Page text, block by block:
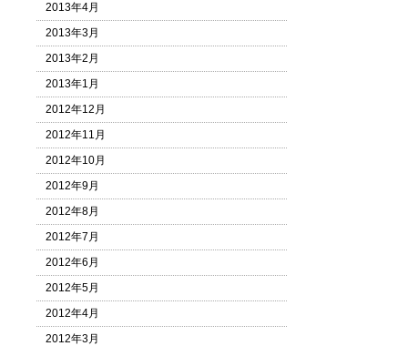
2013年4月
2013年3月
2013年2月
2013年1月
2012年12月
2012年11月
2012年10月
2012年9月
2012年8月
2012年7月
2012年6月
2012年5月
2012年4月
2012年3月